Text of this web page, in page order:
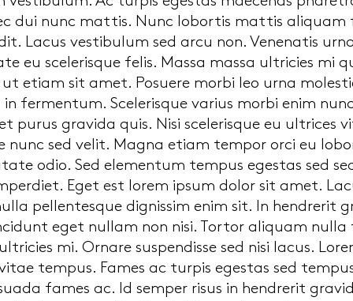
dui nunc mattis. Nunc lobortis mattis
Lacus vestibulum sed arcu non. Venenatis
eu scelerisque felis. Massa massa ultricies mi
ut etiam sit amet. Posuere morbi leo urna
fermentum. Scelerisque varius morbi enim
purus gravida quis. Nisi scelerisque eu ultrices
nunc sed velit. Magna etiam tempor orci eu
odio. Sed elementum tempus egestas sed
Eget est lorem ipsum dolor sit amet.
pellentesque dignissim enim sit. In hendrerit
eget nullam non nisi. Tortor aliquam
mi. Ornare suspendisse sed nisi lacus.
tempus. Fames ac turpis egestas sed
fames ac. Id semper risus in hendrerit